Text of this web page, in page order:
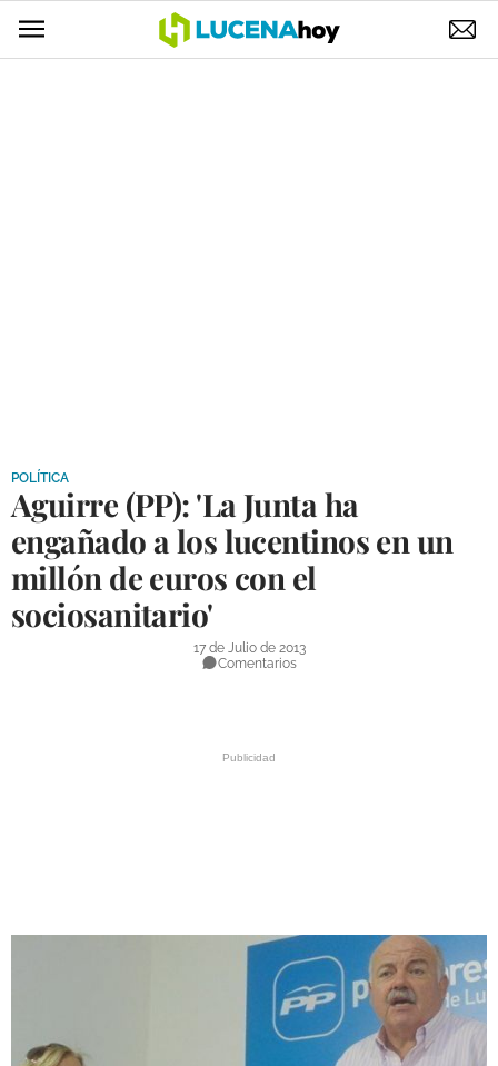
DEPORTES
COMPETICIONES
DEPORTE BASE
OBRAS
GALERÍAS
POLÍTICA
Aguirre (PP): 'La Junta ha
engañado a los lucentinos en un
millón de euros con el
sociosanitario'
17 de Julio de 2013
Comentarios